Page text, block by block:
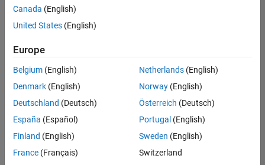
aucune
offre
d'emploi
correspondant
à vos
critères
de
recherche.
Vous
pouvez
élargir
votre
Canada (English)
United States (English)
Europe
Belgium (English)
Denmark (English)
Deutschland (Deutsch)
España (Español)
Finland (English)
France (Français)
Netherlands(English)
Norway(English)
Österreich (Deutsch)
Portugal (English)
Sweden (English)
Switzerland